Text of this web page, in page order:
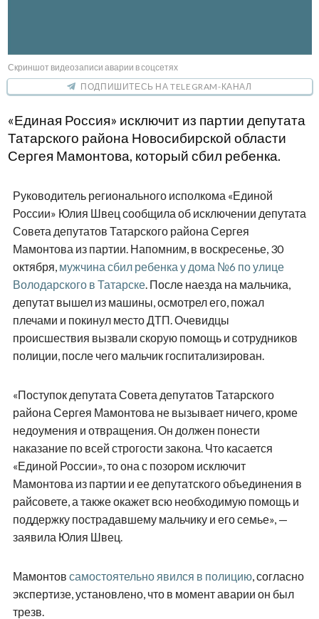
Скриншот видеозаписи аварии в соцсетях
ПОДПИШИТЕСЬ НА TELEGRAM-КАНАЛ
«Единая Россия» исключит из партии депутата
Татарского района Новосибирской области
Сергея Мамонтова, который сбил ребенка.
Руководитель регионального исполкома «Единой
России» Юлия Швец сообщила об исключении депутата
Совета депутатов Татарского района Сергея
Мамонтова из партии. Напомним, в воскресенье, 30
октября, мужчина сбил ребенка у дома №6 по улице
Володарского в Татарске. После наезда на мальчика,
депутат вышел из машины, осмотрел его, пожал
плечами и покинул место ДТП. Очевидцы
происшествия вызвали скорую помощь и сотрудников
полиции, после чего мальчик госпитализирован.
«Поступок депутата Совета депутатов Татарского
района Сергея Мамонтова не вызывает ничего, кроме
недоумения и отвращения. Он должен понести
наказание по всей строгости закона. Что касается
«Единой России», то она с позором исключит
Мамонтова из партии и ее депутатского объединения в
райсовете, а также окажет всю необходимую помощь и
поддержку пострадавшему мальчику и его семье», —
заявила Юлия Швец.
Мамонтов самостоятельно явился в полицию, согласно
экспертизе, установлено, что в момент аварии он был
трезв.